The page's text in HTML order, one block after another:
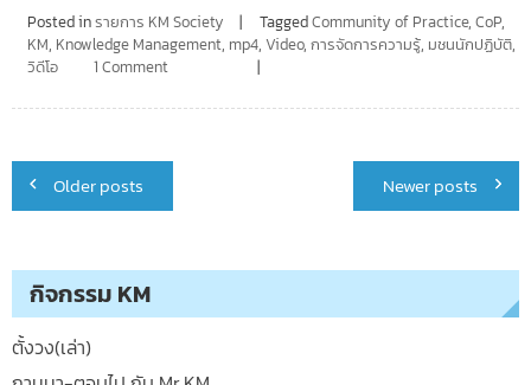
Posted inรายการ KM Society TaggedCommunity of Practice, CoP,
KM, Knowledge Management, mp4, Video, การจัดการความรู้, มชนนักปฏิบัติ,
วิดีโอ
1 Comment
Posts
navigation
Older posts Newer posts
กิจกรรม KM
ตั้งวง(เล่า)